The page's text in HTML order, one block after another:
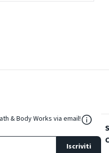
& Body Works via email!
Iscriviti